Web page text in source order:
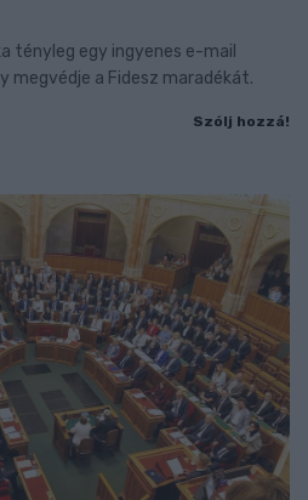
tényleg egy ingyenes e-mail
a Fidesz maradékát.
Szólj hozzá!